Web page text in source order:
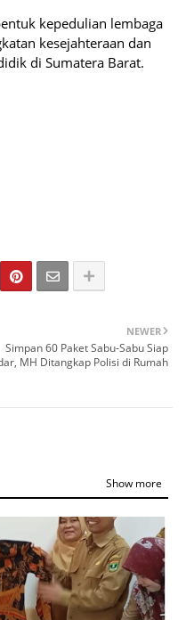
kepedulian lembaga
kesejahteraan dan
di Sumatera Barat.
NEWER
Simpan 60 Paket Sabu-Sabu Siap
MH Ditangkap Polisi di Rumah
Show more